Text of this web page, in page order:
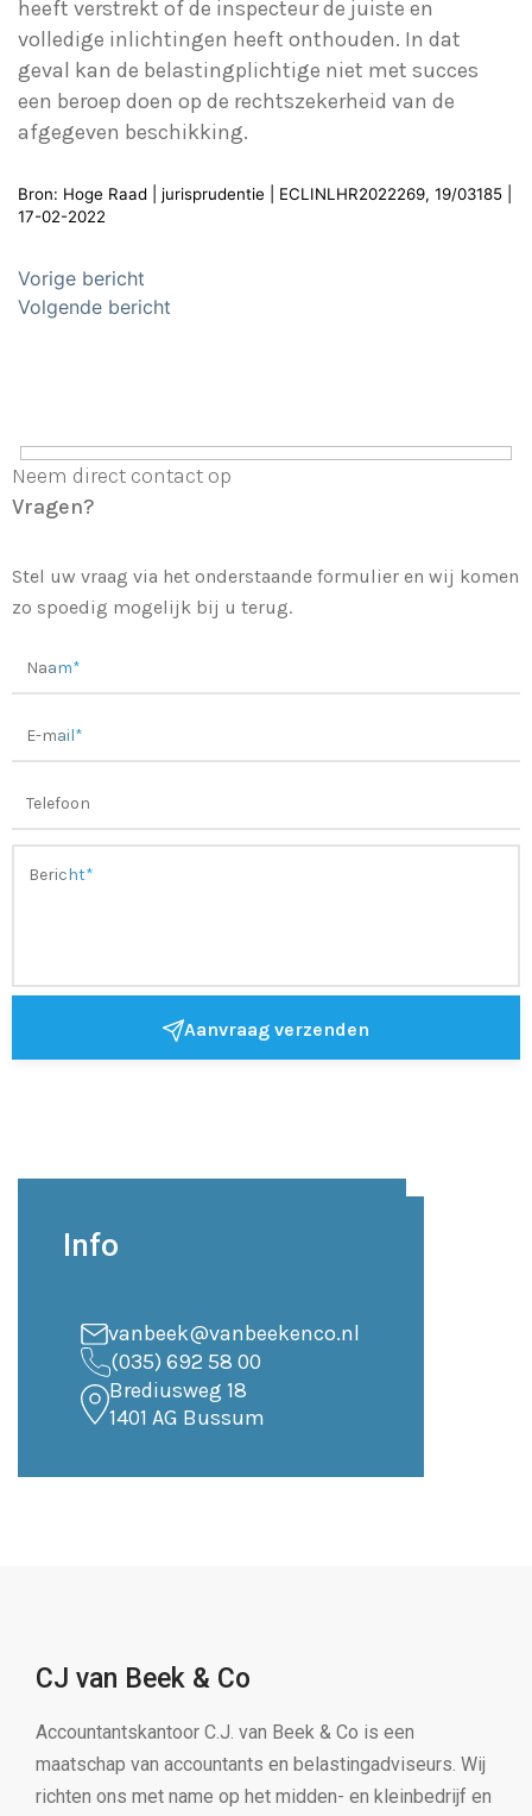
heeft verstrekt of de inspecteur de juiste en
volledige inlichtingen heeft onthouden. In dat
geval kan de belastingplichtige niet met succes
een beroep doen op de rechtszekerheid van de
afgegeven beschikking.
Bron: Hoge Raad | jurisprudentie | ECLINLHR2022269, 19/03185 |
17-02-2022
Bericht
navigatie
Vorige bericht
Volgende bericht
Neem direct contact op
Vragen?
Stel uw vraag via het onderstaande formulier en wij komen
zo spoedig mogelijk bij u terug.
Aanvraag verzenden
Info
vanbeek@vanbeekenco.nl
(035) 692 58 00
Brediusweg 18
1401 AG Bussum
CJ van Beek & Co
Accountantskantoor C.J. van Beek & Co is een
maatschap van accountants en belastingadviseurs. Wij
richten ons met name op het midden- en kleinbedrijf en